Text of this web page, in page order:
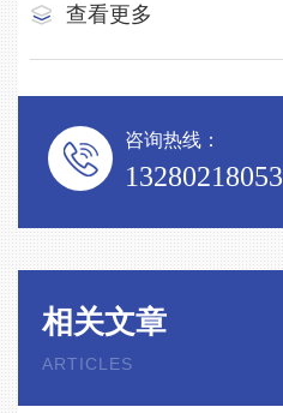
查看更多
咨询热线：
13280218053
相关文章
ARTICLES